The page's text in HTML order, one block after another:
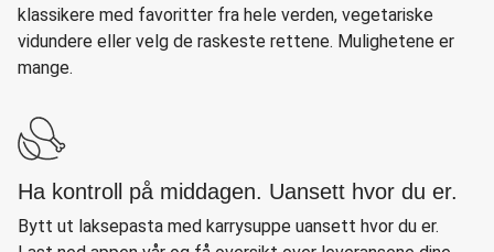
klassikere med favoritter fra hele verden, vegetariske
vidundere eller velg de raskeste rettene. Mulighetene er
mange.
Ha kontroll på middagen. Uansett hvor du er.
Bytt ut laksepasta med karrysuppe uansett hvor du er.